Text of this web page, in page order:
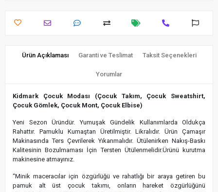
Ürün Açıklaması Garanti ve Teslimat Taksit Seçenekleri
Yorumlar
Kidmark Çocuk Modası (Çocuk Takım, Çocuk Sweatshirt,
Çocuk Gömlek, Çocuk Mont, Çocuk Elbise)
Yeni Sezon Üründür. Yumuşak Gündelik Kullanımlarda Oldukça
Rahattır. Pamuklu Kumaştan Üretilmiştir. Likralıdır. Ürün Çamaşır
Makinasında Ters Çevrilerek Yıkanmalıdır. Ütülenirken Nakış-Baskı
Kalitesinin Bozulmaması İçin Tersten Ütülenmelidir.Ürünü kurutma
makinesine atmayınız.
“Minik maceracılar için özgürlüğü ve rahatlığı bir araya getiren bu
pamuk alt üst çocuk takımı, onların hareket özgürlüğünü